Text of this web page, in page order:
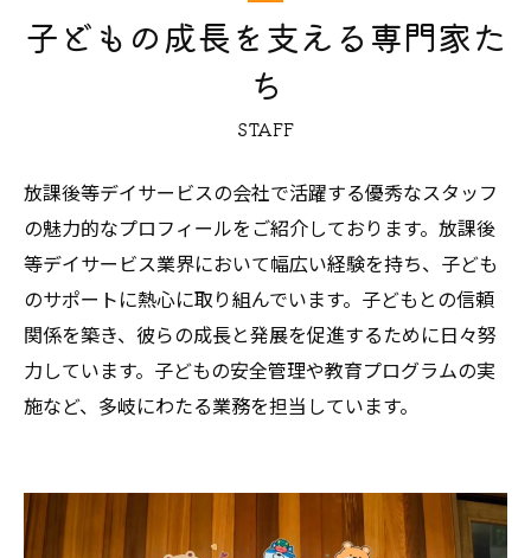
子どもの成長を支える専門家た
ち
STAFF
放課後等デイサービスの会社で活躍する優秀なスタッフ
の魅力的なプロフィールをご紹介しております。放課後
等デイサービス業界において幅広い経験を持ち、子ども
のサポートに熱心に取り組んでいます。子どもとの信頼
関係を築き、彼らの成長と発展を促進するために日々努
力しています。子どもの安全管理や教育プログラムの実
施など、多岐にわたる業務を担当しています。